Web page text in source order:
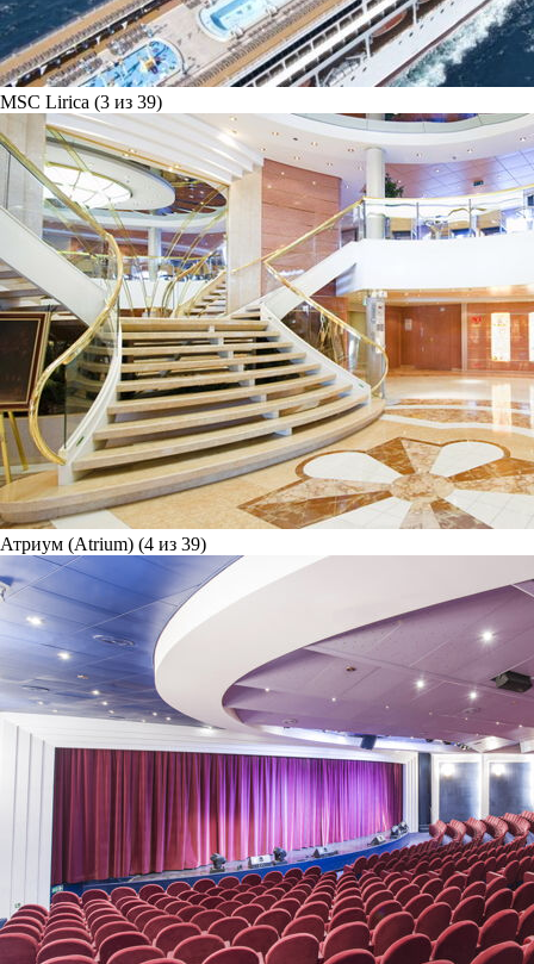
MSC Lirica (3 из 39)
Атриум (Atrium) (4 из 39)